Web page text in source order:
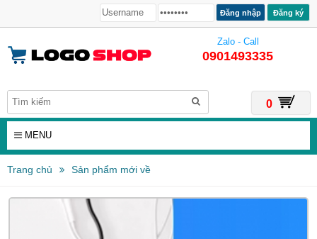
Đăng ký
Zalo - Call
0901493335
0
MENU
Trang chủ Sản phẩm mới về